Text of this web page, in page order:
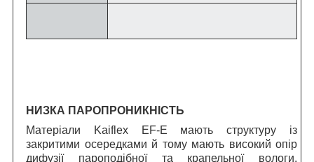
НИЗКА ПАРОПРОНИКНІСТЬ
Матеріали Kaiflex EF-E мають структуру із
закритими осередками й тому мають високий опір
дифузії пароподібної та крапельної вологи.